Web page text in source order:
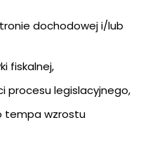
dochodowej i/lub
fiskalnej,
procesu legislacyjnego,
tempa wzrostu